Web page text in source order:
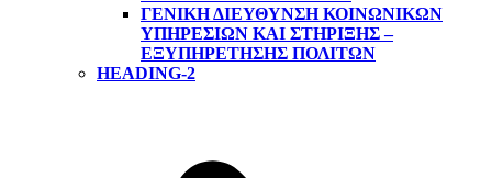
ΓΕΝΙΚΉ ΔΙΕΎΘΥΝΣΗ ΚΟΙΝΩΝΙΚΏΝ
ΥΠΗΡΕΣΙΏΝ ΚΑΙ ΣΤΉΡΙΞΗΣ –
ΕΞΥΠΗΡΈΤΗΣΗΣ ΠΟΛΙΤΏΝ
HEADING-2